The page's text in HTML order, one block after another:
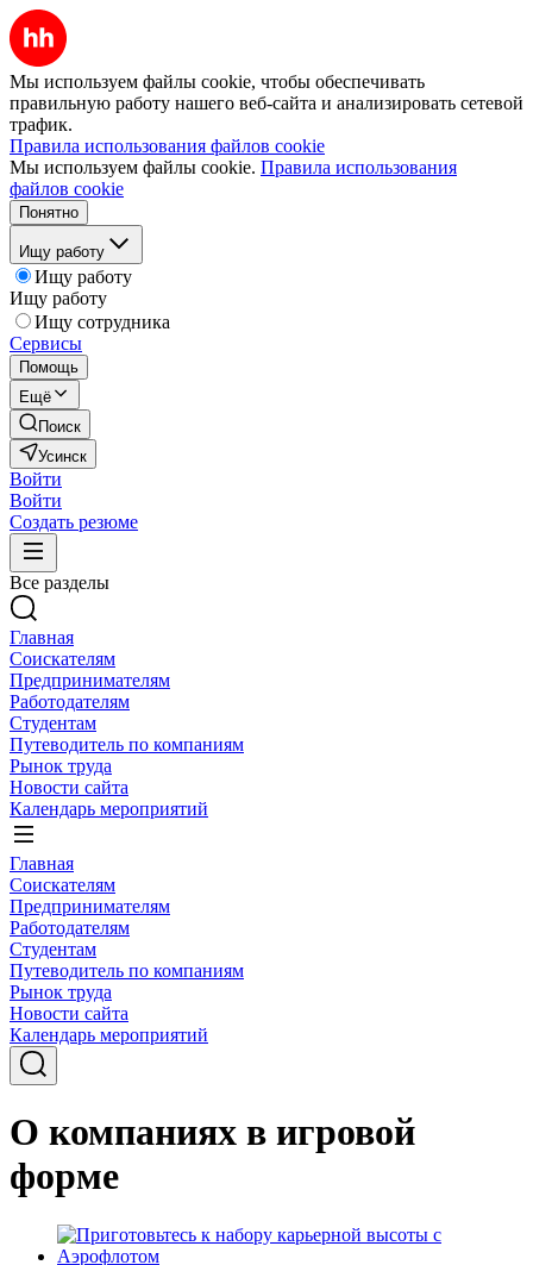
Мы используем файлы cookie, чтобы обеспечивать
правильную работу нашего веб-сайта и анализировать сетевой
трафик.
Правила использования файлов cookie
Мы используем файлы cookie. Правила использования
файлов cookie
Понятно
Ищу работу
Ищу работу
Ищу работу
Ищу сотрудника
Сервисы
Помощь
Ещё
Поиск
Усинск
Войти
Войти
Создать резюме
Все разделы
Главная
Соискателям
Предпринимателям
Работодателям
Студентам
Путеводитель по компаниям
Рынок труда
Новости сайта
Календарь мероприятий
Главная
Соискателям
Предпринимателям
Работодателям
Студентам
Путеводитель по компаниям
Рынок труда
Новости сайта
Календарь мероприятий
О компаниях в игровой
форме